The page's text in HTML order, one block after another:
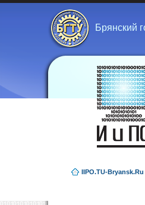
Брянский
IIPO.TU-Bryansk.Ru